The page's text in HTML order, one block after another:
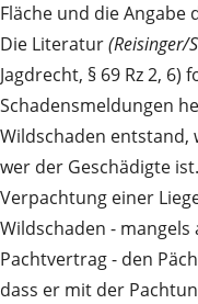
Fläche und die Angabe
Die Literatur(Reisinger/
Jagdrecht, § 69 Rz 2, 6)
Schadensmeldungen
Wildschaden entstand,
wer der Geschädigte
Verpachtung einer
Wildschaden -
Pachtvertrag - den
dass er mit der